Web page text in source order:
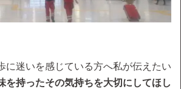
に迷いを感じている方へ私が伝えたい
を持ったその気持ちを大切にしてほし